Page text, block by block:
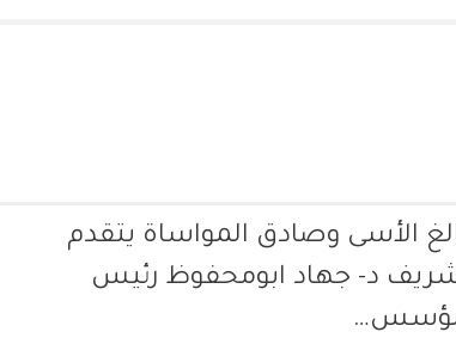
الأسى وصادق المواساة يتقدم
د- جهاد ابومحفوظ رئيس